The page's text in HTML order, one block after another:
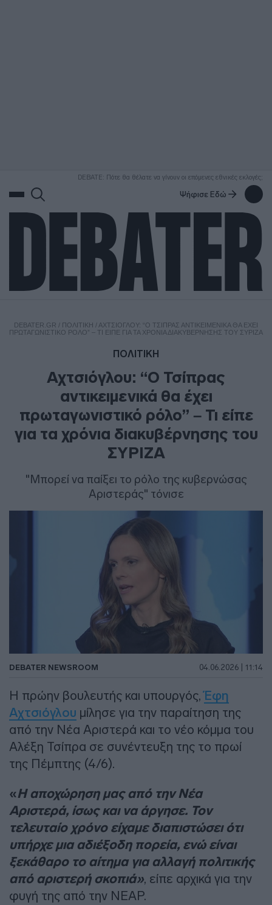
DEBATE: Πότε θα θέλατε να γίνουν οι επόμενες εθνικές εκλογές;
Ψήφισε Εδώ
DEBATER.GR / ΠΟΛΙΤΙΚΗ / ΑΧΤΣΙΌΓΛΟΥ: “Ο ΤΣΊΠΡΑΣ ΑΝΤΙΚΕΙΜΕΝΙΚΆ ΘΑ ΈΧΕΙ
ΠΡΩΤΑΓΩΝΙΣΤΙΚΌ ΡΌΛΟ” – ΤΙ ΕΊΠΕ ΓΙΑ ΤΑ ΧΡΌΝΙΑ ΔΙΑΚΥΒΈΡΝΗΣΗΣ ΤΟΥ ΣΥΡΙΖΑ
ΠΟΛΙΤΙΚΗ
Αχτσιόγλου: “Ο Τσίπρας
αντικειμενικά θα έχει
πρωταγωνιστικό ρόλο” – Τι είπε
για τα χρόνια διακυβέρνησης του
ΣΥΡΙΖΑ
"Μπορεί να παίξει το ρόλο της κυβερνώσας
Αριστεράς" τόνισε
DEBATER NEWSROOM 04.06.2026 | 11:14
Η πρώην βουλευτής και υπουργός,Έφη
Αχτσιόγλου μίλησε για την παραίτηση της
από την Νέα Αριστερά και το νέο κόμμα του
Αλέξη Τσίπρα σε συνέντευξη της το πρωί
της Πέμπτης (4/6).
«Η αποχώρηση μας από την Νέα
Αριστερά, ίσως και να άργησε. Τον
τελευταίο χρόνο είχαμε διαπιστώσει ότι
υπήρχε μια αδιέξοδη πορεία, ενώ είναι
ξεκάθαρο το αίτημα για αλλαγή πολιτικής
από αριστερή σκοπιά», είπε αρχικά για την
φυγή της από την ΝΕΑΡ.